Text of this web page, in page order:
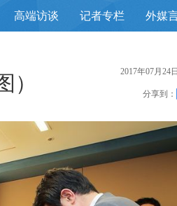
高端访谈 记者专栏 外媒
） 2017年07月24
分享到：